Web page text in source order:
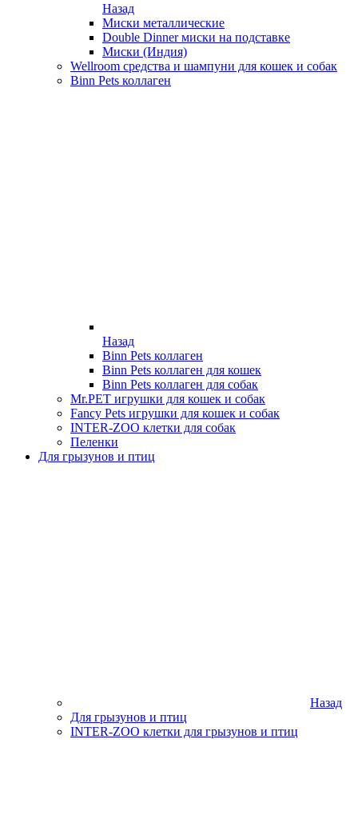
Назад
Миски металлические
Double Dinner миски на подставке
Миски (Индия)
Wellroom средства и шампуни для кошек и собак
Binn Pets коллаген
Назад
Binn Pets коллаген
Binn Pets коллаген для кошек
Binn Pets коллаген для собак
Mr.PET игрушки для кошек и собак
Fancy Pets игрушки для кошек и собак
INTER-ZOO клетки для собак
Пеленки
Для грызунов и птиц
Назад
Для грызунов и птиц
INTER-ZOO клетки для грызунов и птиц